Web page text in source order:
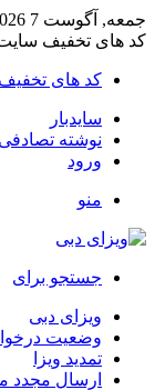
جمعه, آگوست 7 2026
کد های تخفیف
کد های
سایدبار
نوشته تصادفی
ورود
منو
جستجو برای
ویزای دبی
وضعیت
تمدید ویزا
ارسال مجدد